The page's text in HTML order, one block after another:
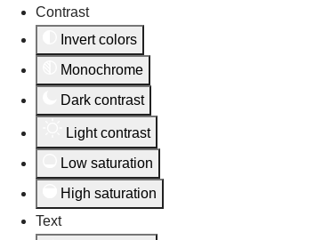
Contrast
Invert colors
Monochrome
Dark contrast
Light contrast
Low saturation
High saturation
Text